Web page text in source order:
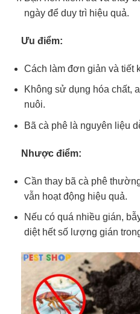
ngày để duy trì hiệu quả.
Ưu điểm:
Cách làm đơn giản và tiết
Không sử dụng hóa chất,
nuôi.
Bã cà phê là nguyên liệu
Nhược điểm:
Cần thay bã cà phê
vẫn hoạt động hiệu quả.
Nếu có quá nhiều gián,
diệt hết số lượng gián